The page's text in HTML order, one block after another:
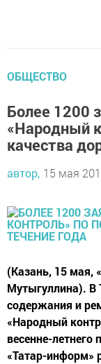
ОБЩЕСТВО
Более 1200
«Народный
качества
автор, 15 мая
(Казань, 15 мая,
Мутыгуллина). В
содержания и
«Народный
весенне-
«Татар-информ»